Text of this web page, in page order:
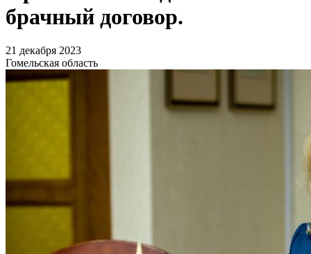
брачный договор.
21 декабря 2023
Гомельская область